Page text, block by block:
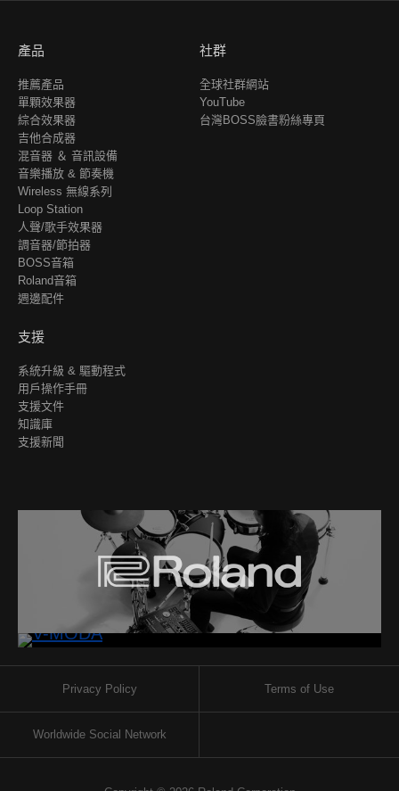
產品
推薦產品
單顆效果器
綜合效果器
吉他合成器
混音器 ＆ 音訊設備
音樂播放 & 節奏機
Wireless 無線系列
Loop Station
人聲/歌手效果器
調音器/節拍器
BOSS音箱
Roland音箱
週邊配件
社群
全球社群網站
YouTube
台灣BOSS臉書粉絲專頁
支援
系統升級 & 驅動程式
用戶操作手冊
支援文件
知識庫
支援新聞
Privacy Policy Terms of Use
Worldwide Social Network